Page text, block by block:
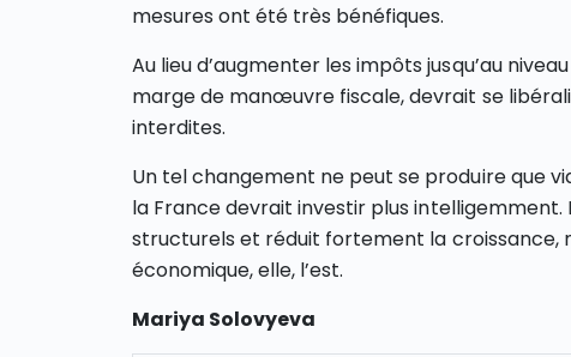
mesures ont été très bénéfiques.
Au lieu d’augmenter les impôts jusqu’au
marge de manœuvre fiscale, devrait se
interdites.
Un tel changement ne peut se produire que
la France devrait investir plus intelligemment.
structurels et réduit fortement la croissance,
économique, elle, l’est.
Mariya Solovyeva